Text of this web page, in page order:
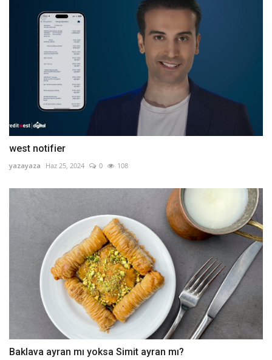
west notifier
yazayaza Haz 25, 2024 0 108
Baklava ayran mı yoksa Simit ayran mı?